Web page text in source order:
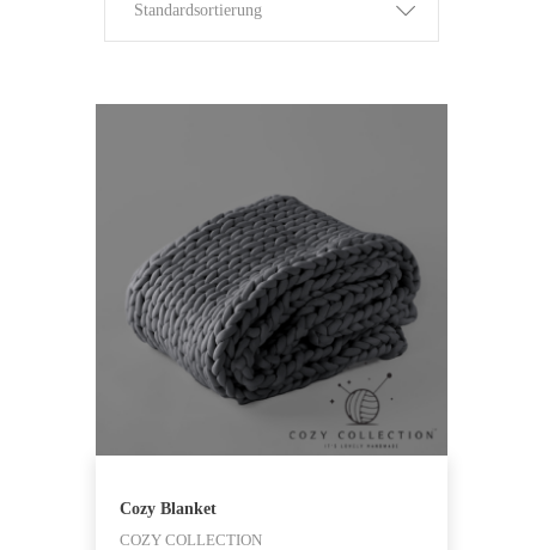
Standardsortierung
Cozy Blanket
COZY COLLECTION